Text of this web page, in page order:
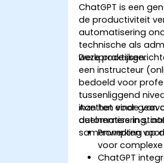
ChatGPT is een
de productiviteit
automatisering
technische als
werkprocessen.
Deze
een instructeur
bedoeld voor
tussenliggend
inzetten voor
automatisering,
samenwerking op
Aan het einde van
deelnemers in
Prompten
voor
ChatGPT